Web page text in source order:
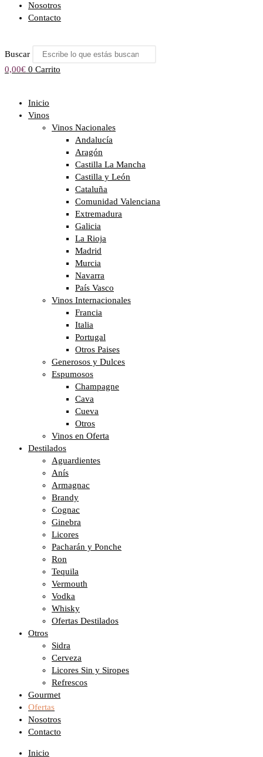
Nosotros
Contacto
Buscar
0,00€ 0 Carrito
Inicio
Vinos
Vinos Nacionales
Andalucía
Aragón
Castilla La Mancha
Castilla y León
Cataluña
Comunidad Valenciana
Extremadura
Galicia
La Rioja
Madrid
Murcia
Navarra
País Vasco
Vinos Internacionales
Francia
Italia
Portugal
Otros Paises
Generosos y Dulces
Espumosos
Champagne
Cava
Cueva
Otros
Vinos en Oferta
Destilados
Aguardientes
Anís
Armagnac
Brandy
Cognac
Ginebra
Licores
Pacharán y Ponche
Ron
Tequila
Vermouth
Vodka
Whisky
Ofertas Destilados
Otros
Sidra
Cerveza
Licores Sin y Siropes
Refrescos
Gourmet
Ofertas
Nosotros
Contacto
Inicio